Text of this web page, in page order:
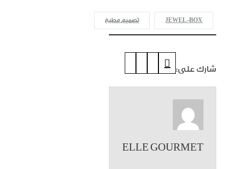
JEWEL‑BOX تصميم مطبخ
شارك على:
ELLE GOURMET